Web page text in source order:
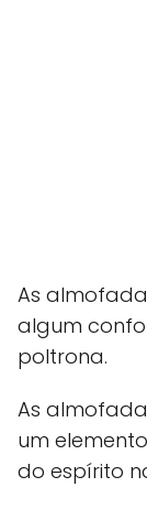
As
algum
poltrona.
As
um
do espírito